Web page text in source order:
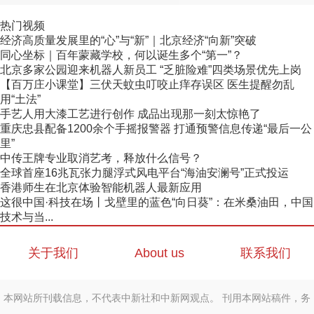
热门视频
经济高质量发展里的“心”与“新”｜北京经济“向新”突破
同心坐标｜百年蒙藏学校，何以诞生多个“第一”？
北京多家公园迎来机器人新员工 “乏脏险难”四类场景优先上岗
【百万庄小课堂】三伏天蚊虫叮咬止痒存误区 医生提醒勿乱
用“土法”
手艺人用大漆工艺进行创作 成品出现那一刻太惊艳了
重庆忠县配备1200余个手摇报警器 打通预警信息传递“最后一公
里”
中传王牌专业取消艺考，释放什么信号？
全球首座16兆瓦张力腿浮式风电平台“海油安澜号”正式投运
香港师生在北京体验智能机器人最新应用
这很中国·科技在场丨戈壁里的蓝色“向日葵”：在米桑油田，中国
技术与当...
关于我们 About us 联系我们
本网站所刊载信息，不代表中新社和中新网观点。 刊用本网站稿件，务